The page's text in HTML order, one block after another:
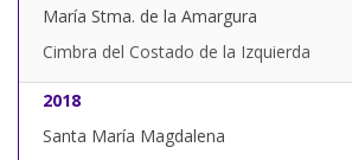
María Stma. de la Amargura
Cimbra del Costado de la Izquierda
2018
Santa María Magdalena